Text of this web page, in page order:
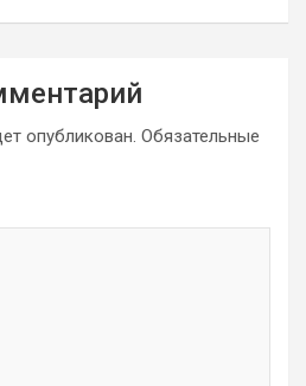
опубликован. Обязательные